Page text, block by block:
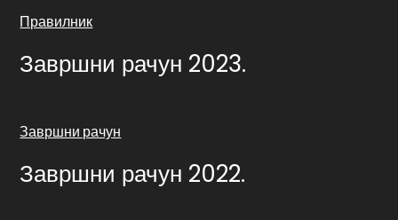
Правилник
Завршни рачун 2023.
Завршни рачун
Завршни рачун 2022.